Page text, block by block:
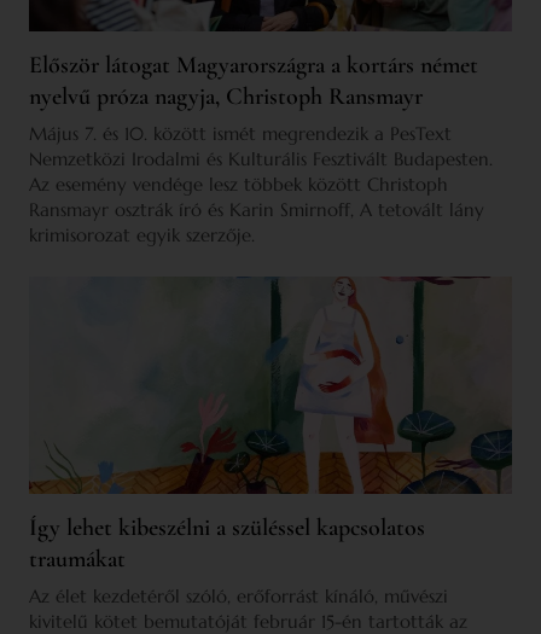
Először látogat Magyarországra a kortárs német
nyelvű próza nagyja, Christoph Ransmayr
Május 7. és 10. között ismét megrendezik a PesText
Nemzetközi Irodalmi és Kulturális Fesztivált Budapesten.
Az esemény vendége lesz többek között Christoph
Ransmayr osztrák író és Karin Smirnoff, A tetovált lány
krimisorozat egyik szerzője.
Így lehet kibeszélni a szüléssel kapcsolatos
traumákat
Az élet kezdetéről szóló, erőforrást kínáló, művészi
kivitelű kötet bemutatóját február 15-én tartották az